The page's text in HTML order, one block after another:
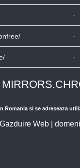
-
-
-
Romania si se adreseaza
Gazduire Web|